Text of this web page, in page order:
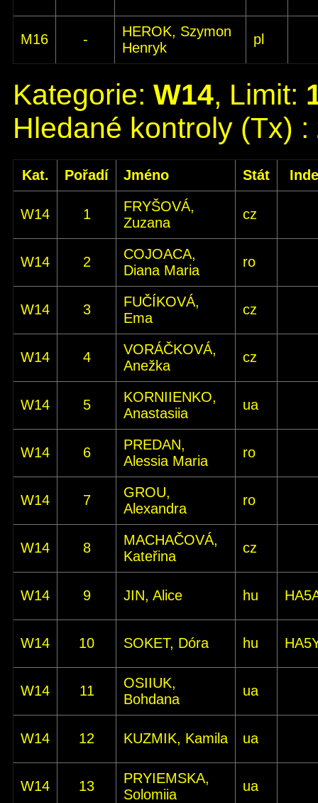
M16 -
HEROK, Szymon
Henryk
pl
Kategorie: W14, Limit:
Hledané kontroly (Tx) :
Kat. Pořadí Jméno Stát
W14 1
FRYŠOVÁ,
Zuzana
cz
W14 2
COJOACA,
Diana Maria
ro
W14 3
FUČÍKOVÁ,
Ema
cz
W14 4
VORÁČKOVÁ,
Anežka
cz
W14 5
KORNIIENKO,
Anastasiia
ua
W14 6
PREDAN,
Alessia Maria
ro
W14 7
GROU,
Alexandra
ro
W14 8
MACHAČOVÁ,
Kateřina
cz
W14 9 JIN, Alice hu
W14 10 SOKET, Dóra hu
W14 11
OSIIUK,
Bohdana
ua
W14 12 KUZMIK, Kamila ua
W14 13
PRYIEMSKA,
Solomiia
ua